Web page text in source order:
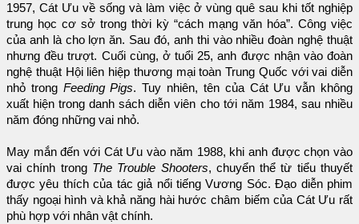
1957, Cát Ưu về sống và làm việc ở vùng quê sau khi tốt nghiệp
trung học cơ sở trong thời kỳ “cách mạng văn hóa”. Công việc
của anh là cho lợn ăn. Sau đó, anh thi vào nhiều đoàn nghệ thuật
nhưng đều trượt. Cuối cùng, ở tuổi 25, anh được nhận vào đoàn
nghệ thuật Hội liên hiệp thương mại toàn Trung Quốc với vai diễn
nhỏ trong Feeding Pigs. Tuy nhiên, tên của Cát Ưu vẫn không
xuất hiện trong danh sách diễn viên cho tới năm 1984, sau nhiều
năm đóng những vai nhỏ.
May mắn đến với Cát Ưu vào năm 1988, khi anh được chọn vào
vai chính trong The Trouble Shooters, chuyển thể từ tiểu thuyết
được yêu thích của tác giả nổi tiếng Vương Sóc. Đạo diễn phim
thấy ngoại hình và khả năng hài hước châm biếm của Cát Ưu rất
phù hợp với nhân vật chính.